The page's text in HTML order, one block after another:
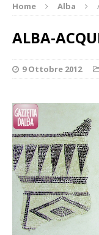
Home Alba
ALBA-
9 Ottobre 2012